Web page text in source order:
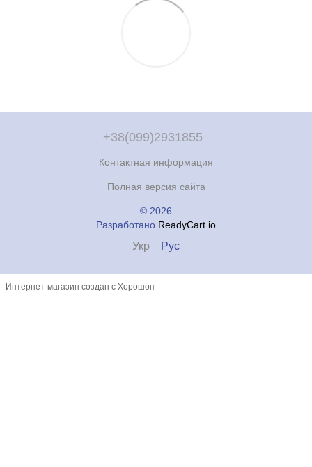
+38(099)2931855
Контактная информация
Полная версия сайта
© 2026
Разработано ReadyCart.io
Укр Рус
Интернет-магазин создан с Хорошоп